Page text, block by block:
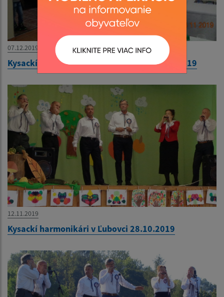
07.12.2019
Kysackí harmonikári v Suchej doline 24.11.2019
12.11.2019
Kysackí harmonikári v Ľubovci 28.10.2019